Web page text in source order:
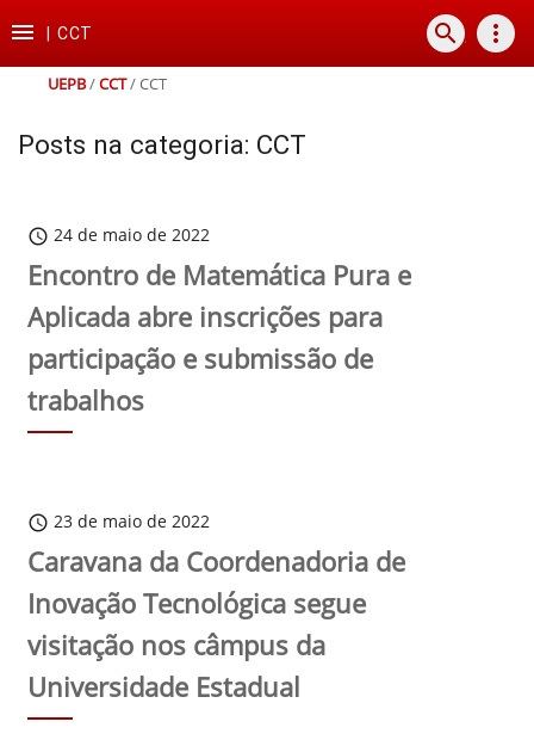
para
conteúdo
para
para
para
rodapé
 |CCT search more_vert
UEPB/CCT/CCT
Posts na categoria: CCT
schedule 24 de maio de 2022
Encontro de Matemática Pura e
Aplicada abre inscrições para
participação e submissão de
trabalhos
schedule 23 de maio de 2022
Caravana da Coordenadoria de
Inovação Tecnológica segue
visitação nos câmpus da
Universidade Estadual